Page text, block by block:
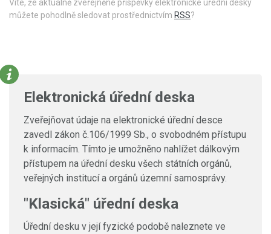
Víte, že aktuálně zveřejněné příspěvky elektronické úřední desky
můžete pohodlně sledovat prostřednictvím RSS?
Elektronická úřední deska
Zveřejňovat údaje na elektronické úřední desce
zavedl zákon č.106/1999 Sb., o svobodném přístupu
k informacím. Tímto je umožněno nahlížet dálkovým
přístupem na úřední desku všech státních orgánů,
veřejných institucí a orgánů územní samosprávy.
"Klasická" úřední deska
Úřední desku v její fyzické podobě naleznete ve